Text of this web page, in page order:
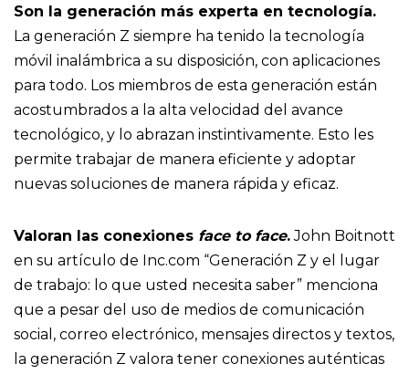
Son la generación más experta en tecnología.
La generación Z siempre ha tenido la tecnología
móvil inalámbrica a su disposición, con aplicaciones
para todo. Los miembros de esta generación están
acostumbrados a la alta velocidad del avance
tecnológico, y lo abrazan instintivamente. Esto les
permite trabajar de manera eficiente y adoptar
nuevas soluciones de manera rápida y eficaz.
Valoran las conexiones face to face.John Boitnott
en su artículo de Inc.com “Generación Z y el lugar
de trabajo: lo que usted necesita saber” menciona
que a pesar del uso de medios de comunicación
social, correo electrónico, mensajes directos y textos,
la generación Z valora tener conexiones auténticas